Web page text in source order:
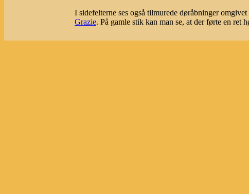
I sidefelterne ses også tilmurede døråbninger
Grazie. På gamle stik kan man se, at der førte en ret